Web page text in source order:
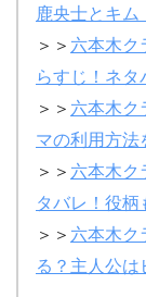
鹿央士とキム
＞＞ 六本木ク
らすじ！ネタ
＞＞ 六本木ク
マの利用方法
＞＞ 六本木ク
タバレ！役柄
＞＞ 六本木ク
る？主人公は